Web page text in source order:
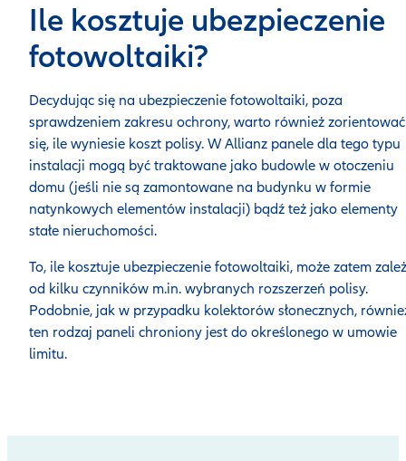
Ile kosztuje ubezpieczenie
fotowoltaiki?
Decydując się na ubezpieczenie fotowoltaiki, poza
sprawdzeniem zakresu ochrony, warto również zorientować
się, ile wyniesie koszt polisy. W Allianz panele dla tego typu
instalacji mogą być traktowane jako budowle w otoczeniu
domu (jeśli nie są zamontowane na budynku w formie
natynkowych elementów instalacji) bądź też jako elementy
stałe nieruchomości.
To, ile kosztuje ubezpieczenie fotowoltaiki, może zatem
od kilku czynników m.in. wybranych rozszerzeń polisy.
Podobnie, jak w przypadku kolektorów słonecznych,
ten rodzaj paneli chroniony jest do określonego w umowie
limitu.